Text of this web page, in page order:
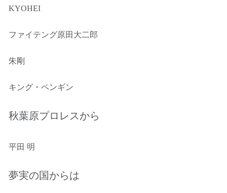
KYOHEI
ファイテング原田大二郎
朱剛
キング・ペンギン
秋葉原プロレスから
平田 明
夢実の国からは